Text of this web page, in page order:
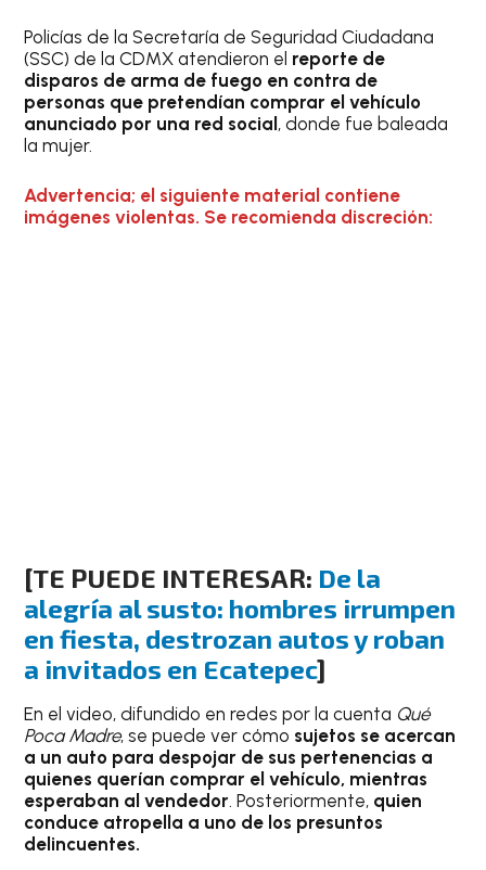
Policías de la Secretaría de Seguridad Ciudadana
(SSC) de la CDMX atendieron el reporte de
disparos de arma de fuego en contra de
personas que pretendían comprar el vehículo
anunciado por una red social , donde fue baleada
la mujer.
Advertencia; el siguiente material contiene
imágenes violentas. Se recomienda discreción:
[TE PUEDE INTERESAR: De la
alegría al susto: hombres irrumpen
en fiesta, destrozan autos y roban
a invitados en Ecatepec]
En el video, difundido en redes por la cuenta Qué
Poca Madre, se puede ver cómo sujetos se acercan
a un auto para despojar de sus pertenencias a
quienes querían comprar el vehículo, mientras
esperaban al vendedor. Posteriormente, quien
conduce atropella a uno de los presuntos
delincuentes.